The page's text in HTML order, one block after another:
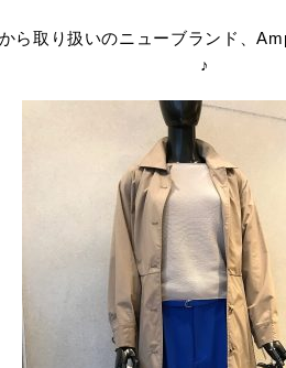
ら取り扱いのニューブランド、
♪